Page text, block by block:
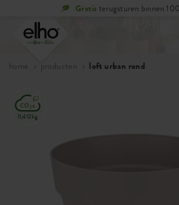
Gratis terugsturen binnen
home producten loft urban rond
0,412kg